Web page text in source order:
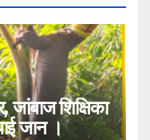
जांबाज शिक्षिका
जान ।